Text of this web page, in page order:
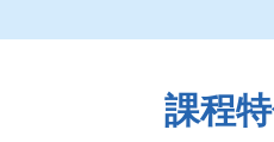
課程